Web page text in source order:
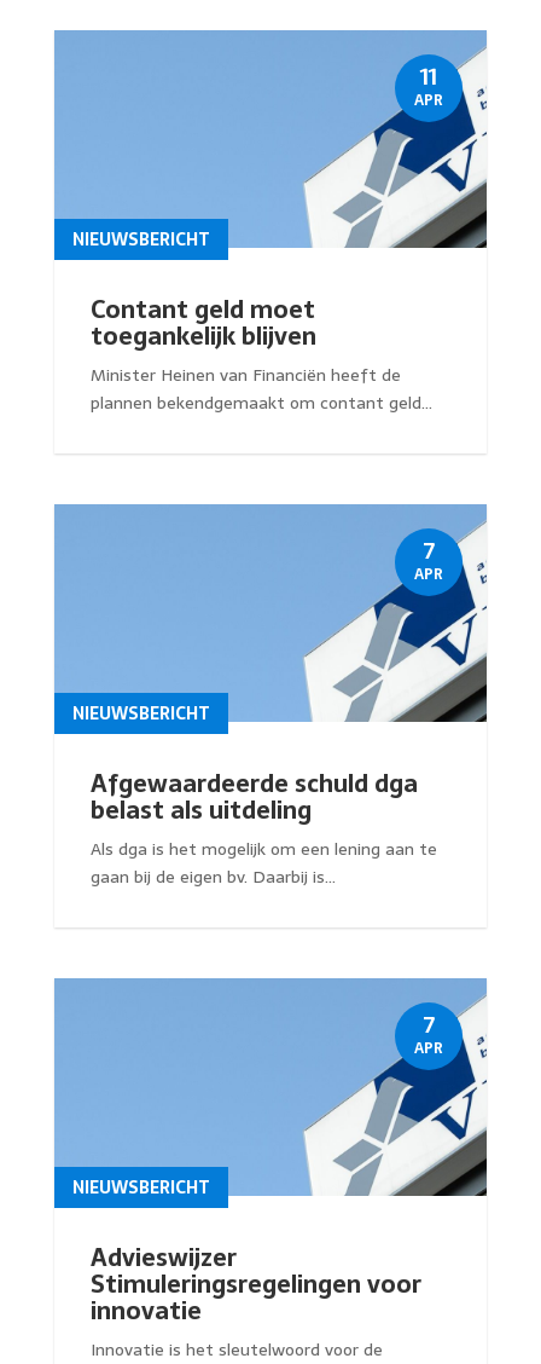
Contant geld moet
toegankelijk blijven
NIEUWSBERICHT
Minister Heinen van Financiën heeft de
plannen bekendgemaakt om contant geld...
11
APR
Afgewaardeerde schuld dga
belast als uitdeling
NIEUWSBERICHT
Als dga is het mogelijk om een lening aan te
gaan bij de eigen bv. Daarbij is...
7
APR
Advieswijzer
Stimuleringsregelingen voor
innovatie
NIEUWSBERICHT
Innovatie is het sleutelwoord voor de
7
APR